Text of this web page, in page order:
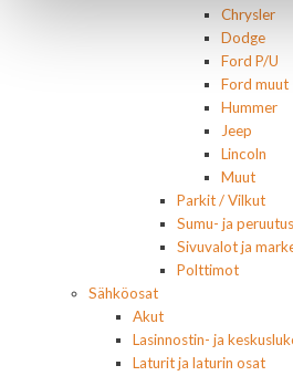
Chrysler
Dodge
Ford P/U
Ford muut
Hummer
Jeep
Lincoln
Muut
Parkit / Vilkut
Sumu- ja
Sivuvalot ja
Polttimot
Sähköosat
Akut
Lasinnostin- ja
Laturit ja laturin osat